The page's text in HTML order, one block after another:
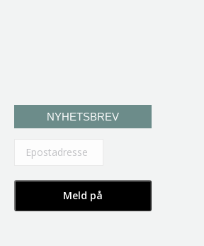
NYHETSBREV